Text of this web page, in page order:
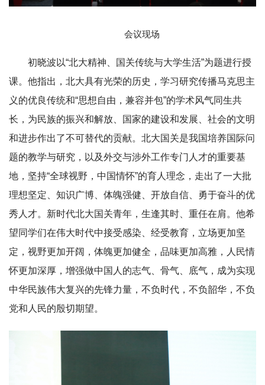
会议现场
初晓波以“北大精神、国关传统与大学生活”为题进行授
课。他指出，北大具有光荣的历史，学习研究传播马克思主
义的优良传统和“思想自由，兼容并包”的学术风气同生共
长，为民族的振兴和解放、国家的建设和发展、社会的文明
和进步作出了不可替代的贡献。北大国关是我国培养国际问
题的教学与研究，以及外交与涉外工作专门人才的重要基
地，坚持“全球视野，中国情怀”的育人理念，走出了一大批
理想坚定、知识广博、体魄强健、开放自信、勇于奋斗的优
秀人才。新时代北大国关青年，生逢其时、重任在肩。他希
望同学们在伟大时代中接受感染、经受教育，立场更加坚
定，视野更加开阔，体魄更加健全，品味更加高雅，人民情
怀更加深厚，增强做中国人的志气、骨气、底气，成为实现
中华民族伟大复兴的先锋力量，不负时代，不负韶华，不负
党和人民的殷切期望。